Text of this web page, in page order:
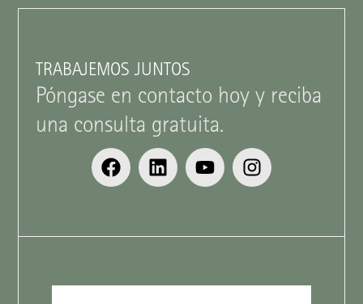
TRABAJEMOS JUNTOS
Póngase en contacto hoy y reciba
una consulta gratuita.